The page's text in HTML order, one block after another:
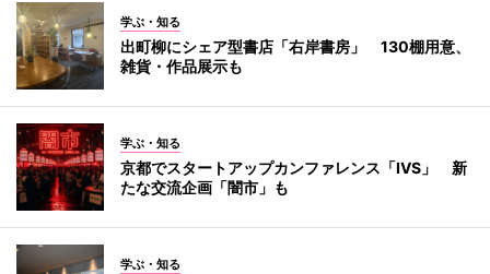
学ぶ・知る
出町柳にシェア型書店「右岸書房」 130棚用意、
雑貨・作品展示も
学ぶ・知る
京都でスタートアップカンファレンス「IVS」 新
たな交流企画「闇市」も
学ぶ・知る